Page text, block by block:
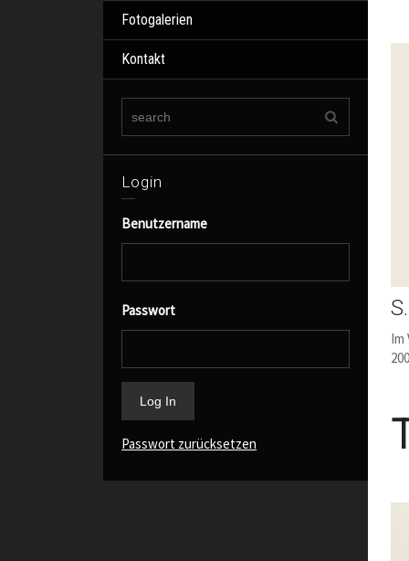
Fotogalerien
Kontakt
Login
Benutzername
Passwort
Passwort zurücksetzen
Im